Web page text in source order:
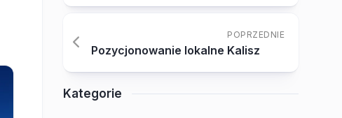
POPRZEDNIE
Pozycjonowanie lokalne Kalisz
Kategorie